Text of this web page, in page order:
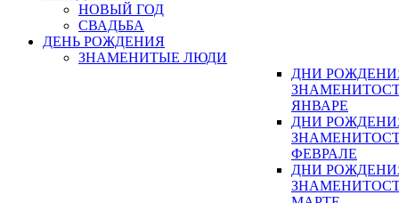
НОВЫЙ ГОД
СВАДЬБА
ДЕНЬ РОЖДЕНИЯ
ЗНАМЕНИТЫЕ ЛЮДИ
ДНИ
ЯНВАРЕ
ДНИ
ФЕВРАЛЕ
ДНИ